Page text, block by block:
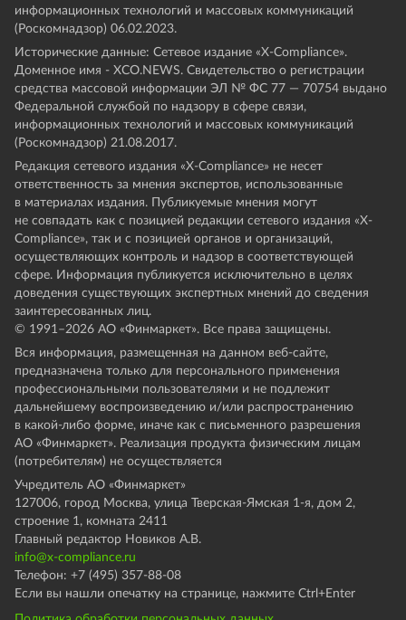
информационных технологий и массовых коммуникаций
(Роскомнадзор) 06.02.2023.
Исторические данные: Сетевое издание «Х-Compliance».
Доменное имя - XCO.NEWS. Свидетельство о регистрации
средства массовой информации ЭЛ № ФС 77 — 70754 выдано
Федеральной службой по надзору в сфере связи,
информационных технологий и массовых коммуникаций
(Роскомнадзор) 21.08.2017.
Редакция сетевого издания «X-Compliance» не несет
ответственность за мнения экспертов, использованные
в материалах издания. Публикуемые мнения могут
не совпадать как с позицией редакции сетевого издания «X-
Compliance», так и с позицией органов и организаций,
осуществляющих контроль и надзор в соответствующей
сфере. Информация публикуется исключительно в целях
доведения существующих экспертных мнений до сведения
заинтересованных лиц.
© 1991–2026 АО «Финмаркет». Все права защищены.
Вся информация, размещенная на данном веб-сайте,
предназначена только для персонального применения
профессиональными пользователями и не подлежит
дальнейшему воспроизведению и/или распространению
в какой-либо форме, иначе как с письменного разрешения
АО «Финмаркет». Реализация продукта физическим лицам
(потребителям) не осуществляется
Учредитель АО «Финмаркет»
127006, город Москва, улица Тверская-Ямская 1-я, дом 2,
строение 1, комната 2411
Главный редактор Новиков А.В.
info@x-compliance.ru
Телефон: +7 (495) 357-88-08
Если вы нашли опечатку на странице, нажмите Ctrl+Enter